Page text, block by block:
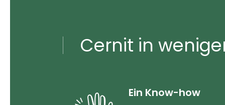
Cernit in
Ein Know-how